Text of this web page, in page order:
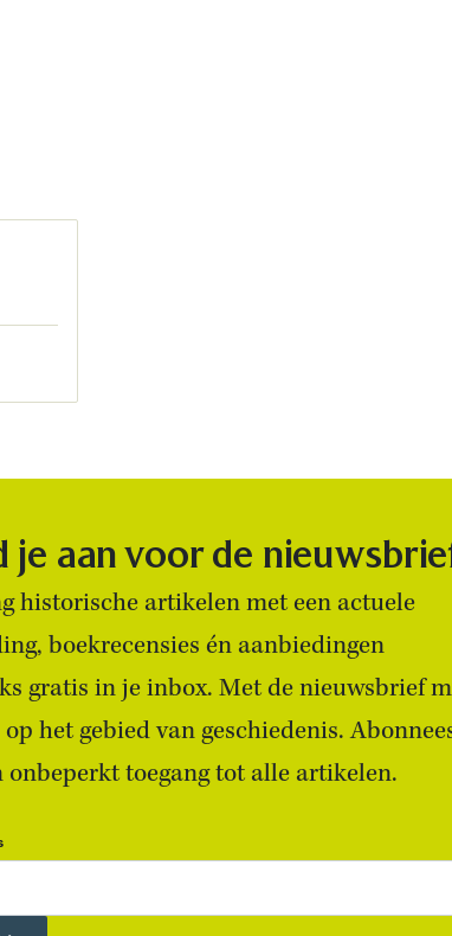
je aan voor de
historische artikelen met een actuele
boekrecensies én aanbiedingen
gratis in je inbox. Met de nieuwsbrief
het gebied van geschiedenis.
onbeperkt toegang tot alle artikelen.